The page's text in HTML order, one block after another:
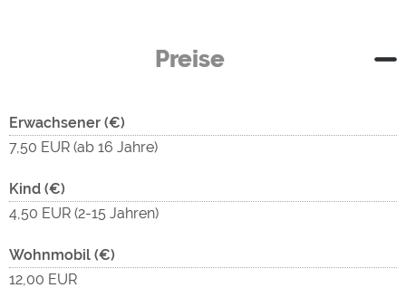
Preise
Erwachsener (€)
7,50 EUR (ab 16 Jahre)
Kind (€)
4,50 EUR (2-15 Jahren)
Wohnmobil (€)
12,00 EUR